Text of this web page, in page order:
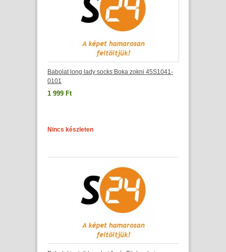
Babolat long lady socks Boka zokni 45S1041-
0101
1 999 Ft
Nincs készleten